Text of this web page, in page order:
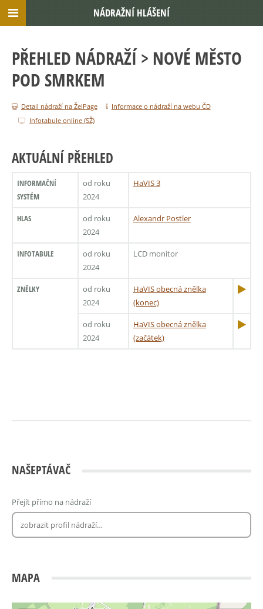
PŘEHLED NÁDRAŽÍ > NOVÉ MĚSTO
POD SMRKEM
Detail nádraží na ŽelPage
Informace o nádraží na webu ČD
Infotabule online (SŽ)
AKTUÁLNÍ PŘEHLED
INFORMAČNÍ
SYSTÉM
od roku
2024
HaVIS 3
HLAS
od roku
2024
Alexandr Postler
INFOTABULE
od roku
2024
LCD monitor
ZNĚLKY
od roku
2024
HaVIS obecná znělka
(konec)
od roku
2024
HaVIS obecná znělka
(začátek)
NAŠEPTÁVAČ
Přejít přímo na nádraží
MAPA
NÁDRAŽNÍ HLÁŠENÍ